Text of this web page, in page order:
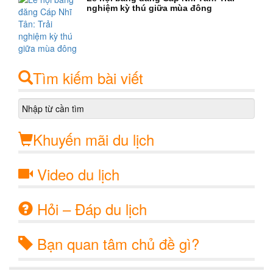
nghiệm kỳ thú giữa mùa đông
Tìm kiếm bài viết
Khuyến mãi du lịch
Video du lịch
Hỏi – Đáp du lịch
Bạn quan tâm chủ đề gì?